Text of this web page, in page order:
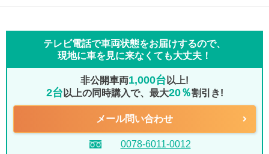
テレビ電話で車両状態をお届けするので、
現地に車を見に来なくても大丈夫！
非公開車両1,000台 以上!
2台 以上の同時購入で、最大20％割引き!
メール問い合わせ
0078-6011-0012